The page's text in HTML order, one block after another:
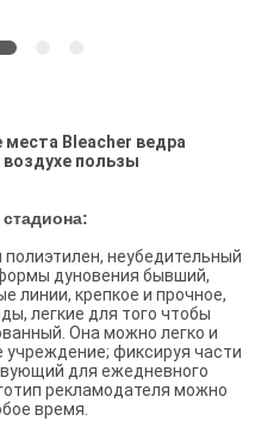
Bleacher ведра
пользы
неубедительный
дуновения бывший,
линии, крепкое и прочное,
легкие для того чтобы
Она можно легко и
фиксируя части
для ежедневного
рекламодателя можно
время.